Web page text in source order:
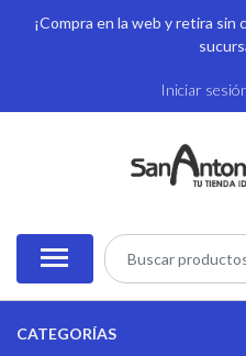
¡Compra en la web y retira
Iniciar
CATEGORÍAS